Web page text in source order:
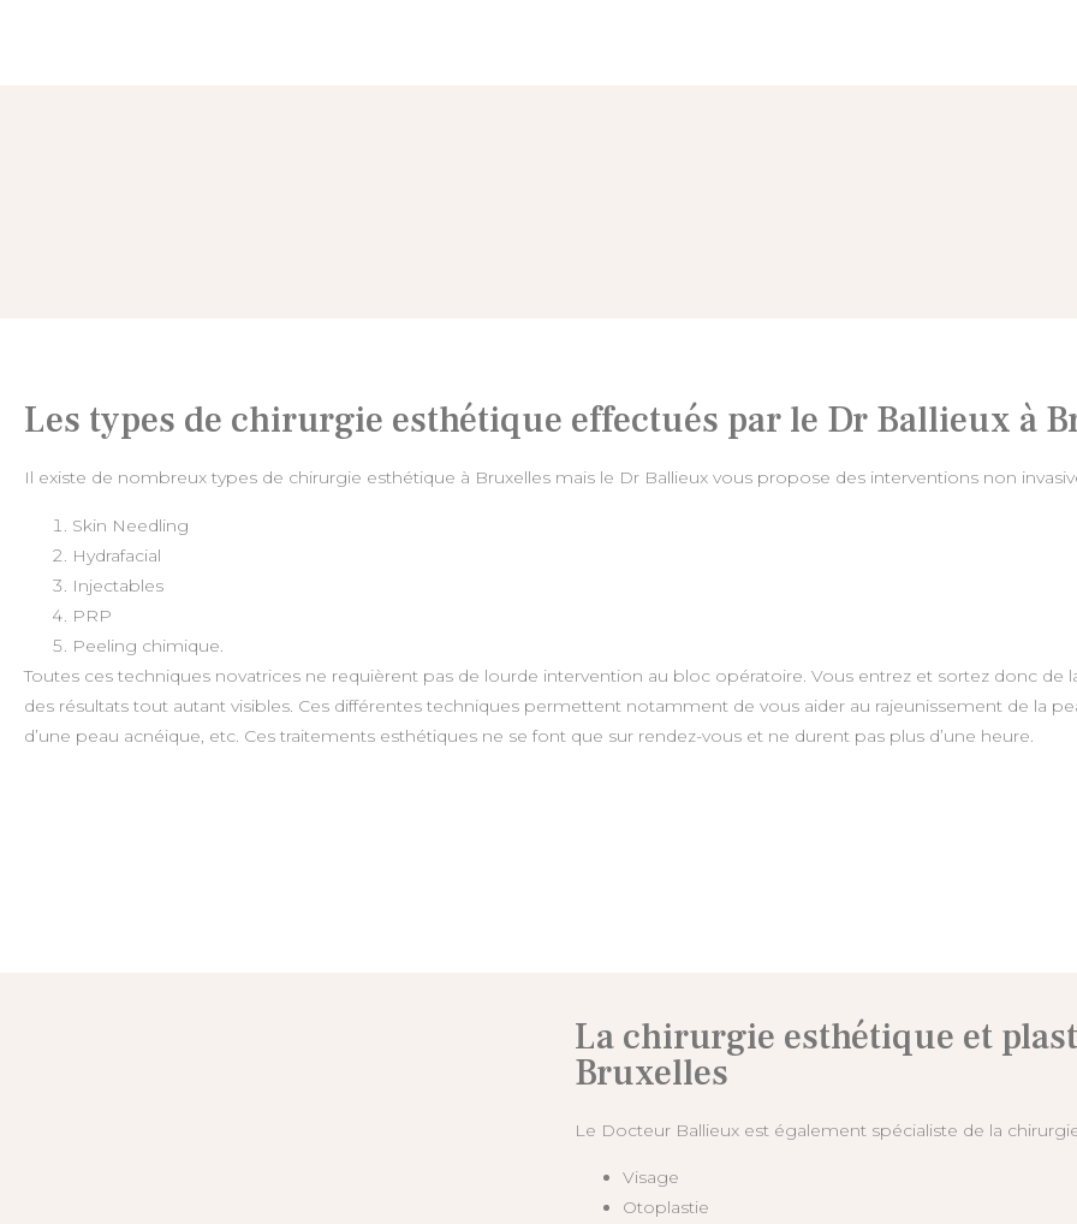
Les types de chirurgie esthétique effectués par le Dr Ballieux à
Il existe de nombreux types de chirurgie esthétique à Bruxelles mais le Dr Ballieux vous propose des interventions non
Skin Needling
Hydrafacial
Injectables
PRP
Peeling chimique.
Toutes ces techniques novatrices ne requièrent pas de lourde intervention au bloc opératoire. Vous entrez et sortez donc de
des résultats tout autant visibles. Ces différentes techniques permettent notamment de vous aider au rajeunissement de la
d’une peau acnéique, etc. Ces traitements esthétiques ne se font que sur rendez-vous et ne durent pas plus d’une heure.
La chirurgie esthétique et
Bruxelles
Le Docteur Ballieux est également spécialiste de la
Visage
Otoplastie